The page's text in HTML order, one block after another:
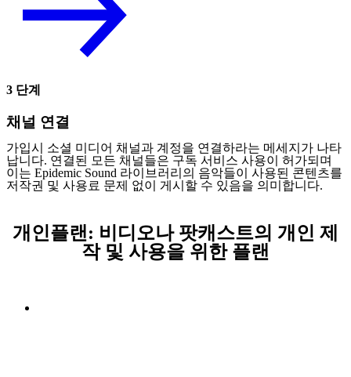
3 단계
채널 연결
가입시 소셜 미디어 채널과 계정을 연결하라는 메세지가 나타
납니다. 연결된 모든 채널들은 구독 서비스 사용이 허가되며
이는 Epidemic Sound 라이브러리의 음악들이 사용된 콘텐츠를
저작권 및 사용료 문제 없이 게시할 수 있음을 의미합니다.
개인플랜: 비디오나 팟캐스트의 개인 제
작 및 사용을 위한 플랜